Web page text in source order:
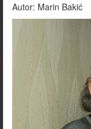
Autor: Marin Bakić